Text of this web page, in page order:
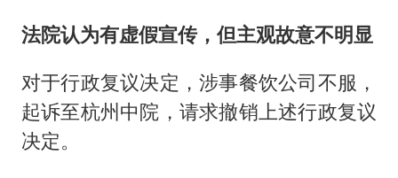
法院认为有虚假宣传，但主观故意不明显
对于行政复议决定，涉事餐饮公司不服，
起诉至杭州中院，请求撤销上述行政复议
决定。